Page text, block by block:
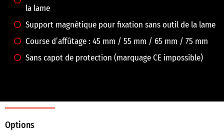
la lame
Support magnétique pour fixation sans outil de la lame
Course d’affûtage : 45 mm / 55 mm / 65 mm / 75 mm
Sans capot de protection (marquage CE impossible)
Options